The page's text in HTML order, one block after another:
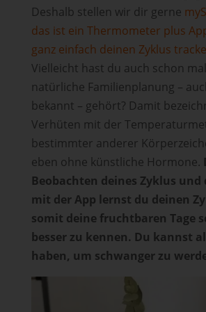
Deshalb stellen wir dir gerne
das ist ein Thermometer plus
ganz einfach deinen Zyklus
Vielleicht hast du auch schon
natürliche Familienplanung –
bekannt – gehört? Damit
Verhüten mit der
bestimmter anderer
eben ohne künstliche Hormone.
Beobachten deines Zyklus und
mit der App lernst du deinen
somit deine fruchtbaren Tage
besser zu kennen. Du kannst
haben, um schwanger zu